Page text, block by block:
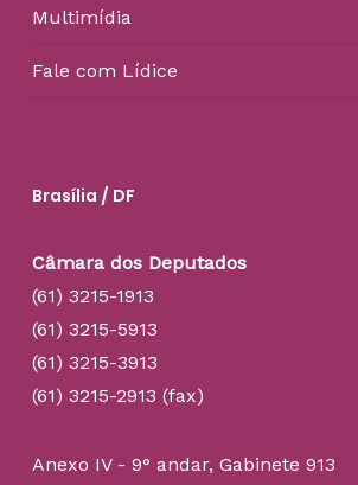
Multimídia
Fale com Lídice
Brasília / DF
Câmara dos Deputados
(61) 3215-1913
(61) 3215-5913
(61) 3215-3913
(61) 3215-2913 (fax)
Anexo IV - 9° andar, Gabinete 913